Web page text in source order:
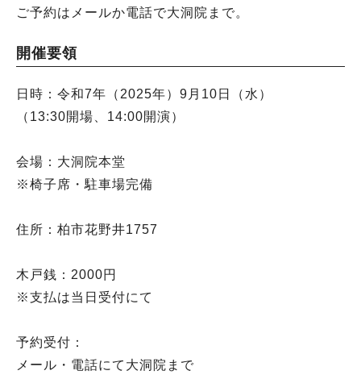
ご予約はメールか電話で大洞院まで。
開催要領
日時：令和7年（2025年）9月10日（水）
（13:30開場、14:00開演）
会場：大洞院本堂
※椅子席・駐車場完備
住所：柏市花野井1757
木戸銭：2000円
※支払は当日受付にて
予約受付：
メール・電話にて大洞院まで